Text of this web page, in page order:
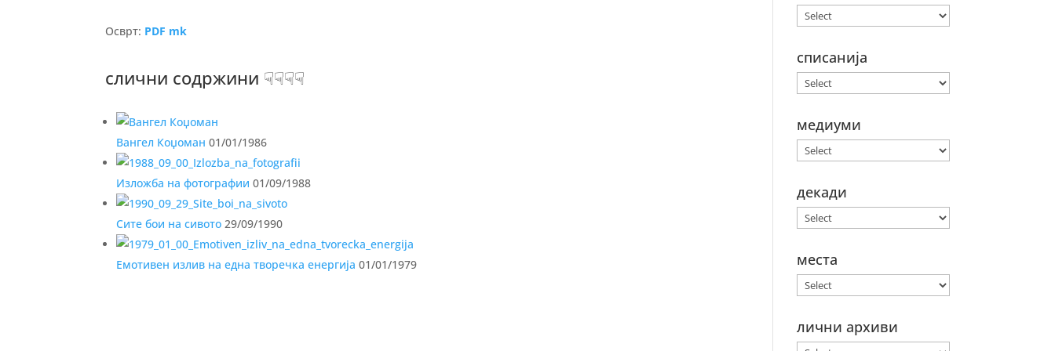
Осврт: PDF mk
слични содржини ☟☟☟☟
Вангел Коџоман 01/01/1986
Изложба на фотографии 01/09/1988
Сите бои на сивото 29/09/1990
Емотивен излив на една творечка енергија 01/01/1979
списанија
медиуми
декади
места
лични архиви